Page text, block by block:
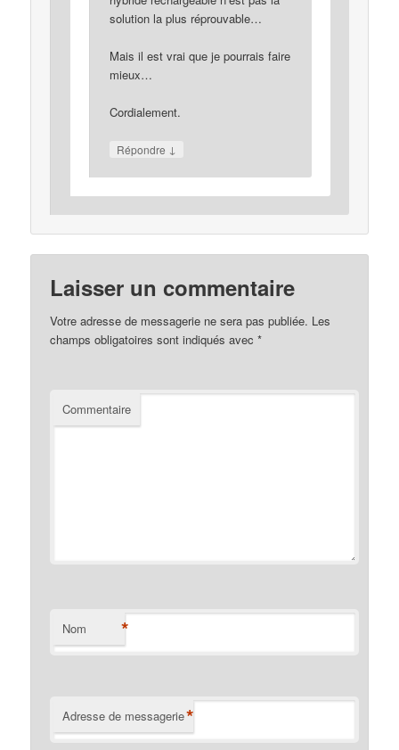
solution la plus réprouvable…
Mais il est vrai que je pourrais faire
mieux…
Cordialement.
Répondre ↓
Laisser un commentaire
Votre adresse de messagerie ne sera pas publiée. Les
champs obligatoires sont indiqués avec*
Commentaire
Nom *
Adresse de messagerie*